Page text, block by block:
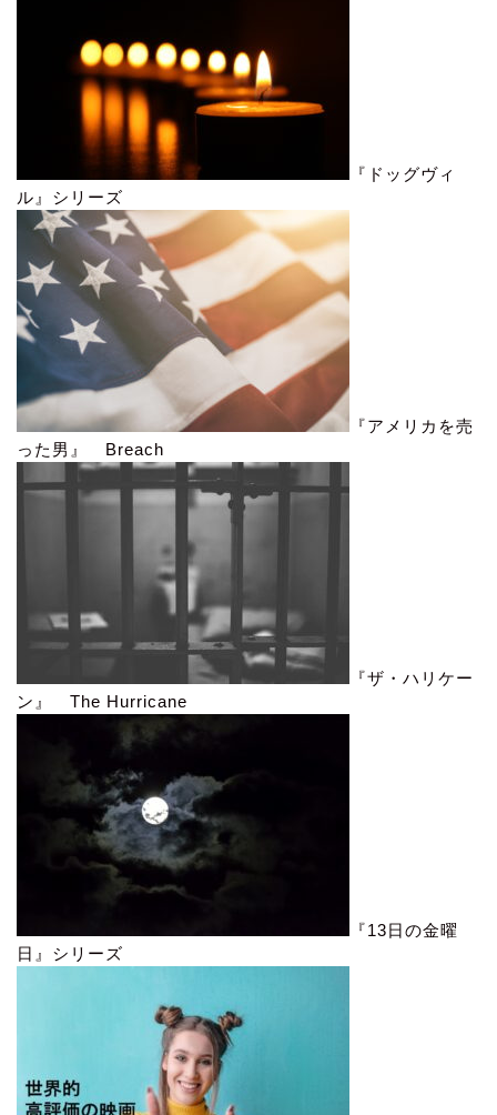
『ドッグヴィ
ル』シリーズ
『アメリカを売
った男』 Breach
『ザ・ハリケー
ン』 The Hurricane
『13日の金曜
日』シリーズ